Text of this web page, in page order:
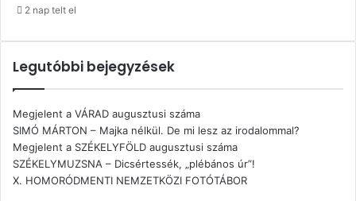
2 nap telt el
Legutóbbi bejegyzések
Megjelent a VÁRAD augusztusi száma
SIMÓ MÁRTON – Majka nélkül. De mi lesz az irodalommal?
Megjelent a SZÉKELYFÖLD augusztusi száma
SZÉKELYMUZSNA – Dicsértessék, „plébános úr”!
X. HOMORÓDMENTI NEMZETKÖZI FOTÓTÁBOR